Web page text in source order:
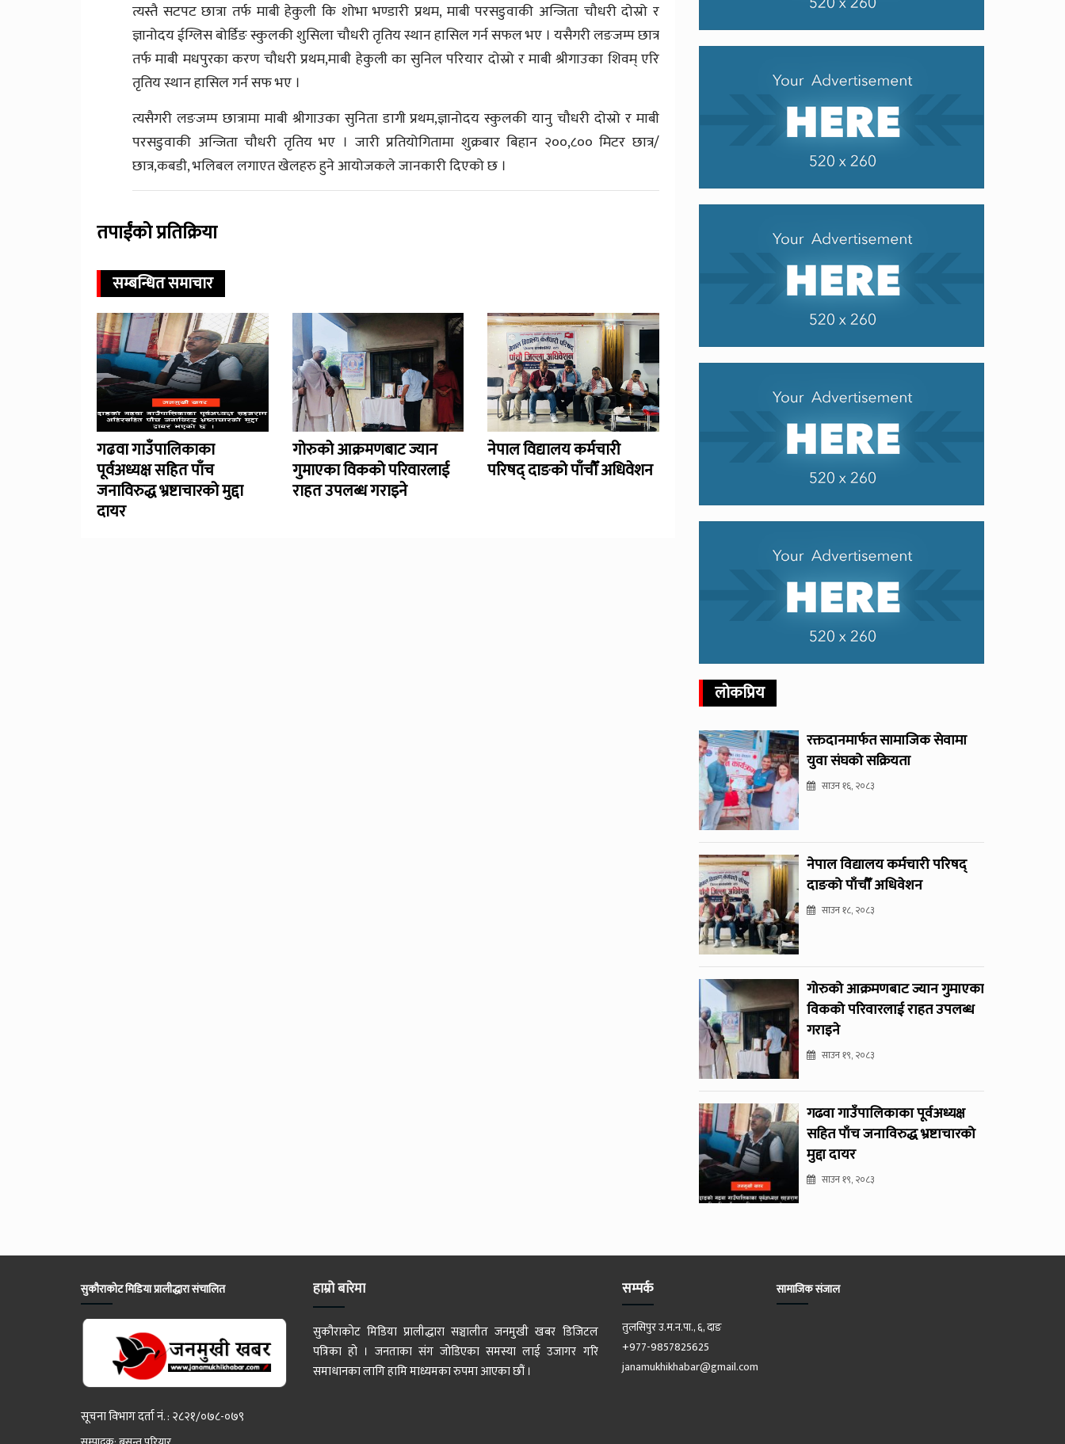
त्यस्तै सटपट छात्रा तर्फ माबी हेकुली कि शोभा भण्डारी प्रथम, माबी परसडुवाकी अन्जिता चौधरी दोस्रो र
ज्ञानोदय ईग्लिस बोर्डिङ स्कुलकी शुसिला चौधरी तृतिय स्थान हासिल गर्न सफल भए । यसैगरी लङजम्प छात्र
तर्फ माबी मधपुरका करण चौधरी प्रथम,माबी हेकुली का सुनिल परियार दोस्रो र माबी श्रीगाउका शिवम् एरि
तृतिय स्थान हासिल गर्न सफ भए ।
त्यसैगरी लङजम्प छात्रामा माबी श्रीगाउका सुनिता डागी प्रथम,ज्ञानोदय स्कुलकी यानु चौधरी दोस्रो र माबी
परसडुवाकी अन्जिता चौधरी तृतिय भए । जारी प्रतियोगितामा शुक्रबार बिहान २००,८०० मिटर छात्र/
छात्र,कबडी, भलिबल लगाएत खेलहरु हुने आयोजकले जानकारी दिएको छ ।
तपाईंको प्रतिक्रिया
सम्बन्धित समाचार
गढवा गाउँपालिकाका
पूर्वअध्यक्ष सहित पाँच
जनाविरुद्ध भ्रष्टाचारको मुद्दा
दायर
गोरुको आक्रमणबाट ज्यान
गुमाएका विकको परिवारलाई
राहत उपलब्ध गराइने
नेपाल विद्यालय कर्मचारी
परिषद् दाङको पाँचौँ अधिवेशन
लोकप्रिय
रक्तदानमार्फत सामाजिक सेवामा
युवा संघको सक्रियता
साउन १६, २०८३
नेपाल विद्यालय कर्मचारी परिषद्
दाङको पाँचौँ अधिवेशन
साउन १८, २०८३
गोरुको आक्रमणबाट ज्यान गुमाएका
विकको परिवारलाई राहत उपलब्ध
गराइने
साउन १९, २०८३
गढवा गाउँपालिकाका पूर्वअध्यक्ष
सहित पाँच जनाविरुद्ध भ्रष्टाचारको
मुद्दा दायर
साउन १९, २०८३
सुकौराकोट मिडिया प्रालीद्धारा संचालित
सूचना विभाग दर्ता नं. : २८२१/०७८-०७९
हाम्रो बारेमा
सुकौराकोट मिडिया प्रालीद्धारा सञ्चालीत जनमुखी खबर डिजिटल
पत्रिका हो । जनताका संग जोडिएका समस्या लाई उजागर गरि
समाधानका लागि हामि माध्यमका रुपमा आएका छौं ।
सम्पर्क
तुलसिपुर उ.म.न.पा., ६, दाङ
+977-9857825625
janamukhikhabar@gmail.com
सामाजिक संजाल